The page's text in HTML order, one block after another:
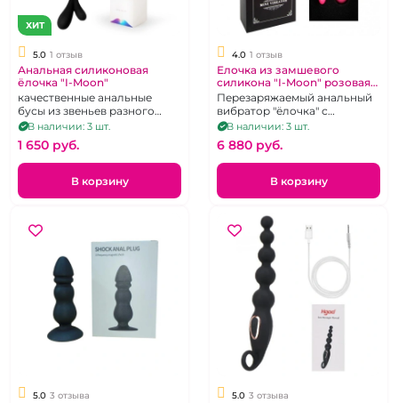
ХИТ
5.0 1 отзыв
Анальная силиконовая
ёлочка "I-Moon"
качественные анальные
бусы из звеньев разного
диаметра, силиконовые,
черные
В наличии: 3 шт.
1 650 pуб.
В корзину
4.0 1 отзыв
Елочка из замшевого
силикона "I-Moon" розовая
рельефная на д.у пульте
Перезаряжаемый анальный
вибратор "ёлочка" с
возможностью
дистанционного
управления.
В наличии: 3 шт.
6 880 pуб.
В корзину
5.0 3 отзыва 5.0 3 отзыва